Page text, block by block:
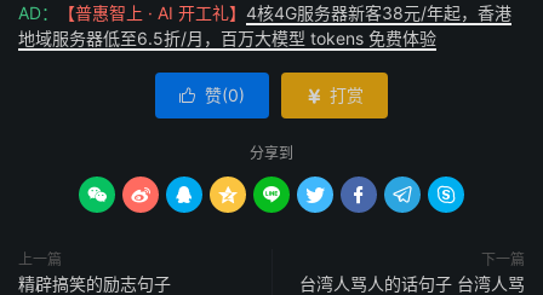
AD： 【普惠智上 · AI 开工礼】 4核4G服务器新客38元/年起，香港
地域服务器低至6.5折/月，百万大模型 tokens 免费体验
 赞(0)  打赏
分享到
        
上一篇
精辟搞笑的励志句子
下一篇
台湾人骂人的话句子 台湾人骂